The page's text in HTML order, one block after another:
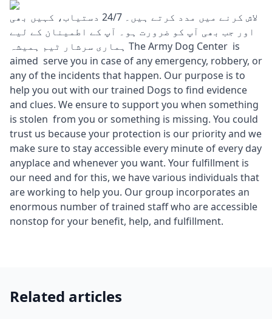
لاش کرنے میں مدد کرتے ہیں۔ 24/7 دستیاب، کہیں بھی
اور جب بھی آپ کو ضرورت ہو۔ آپ کے اطمینان کے لیے
ہماری سرشار ٹیم ہمیشہ The Army Dog Center is
aimed serve you in case of any emergency, robbery, or
any of the incidents that happen. Our purpose is to
help you out with our trained Dogs to find evidence
and clues. We ensure to support you when something
is stolen from you or something is missing. You could
trust us because your protection is our priority and we
make sure to stay accessible every minute of every day
anyplace and whenever you want. Your fulfillment is
our need and for this, we have various individuals that
are working to help you. Our group incorporates an
enormous number of trained staff who are accessible
nonstop for your benefit, help, and fulfillment.
Related articles